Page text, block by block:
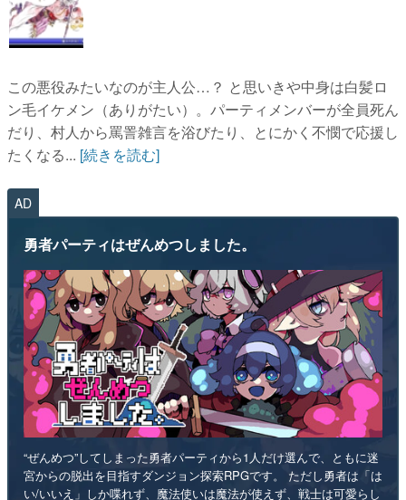
この悪役みたいなのが主人公…？ と思いきや中身は白髪ロ
ン毛イケメン（ありがたい）。パーティメンバーが全員死ん
だり、村人から罵詈雑言を浴びたり、とにかく不憫で応援し
たくなる... [続きを読む]
AD
勇者パーティはぜんめつしました。
“ぜんめつ”してしまった勇者パーティから1人だけ選んで、ともに迷
宮からの脱出を目指すダンジョン探索RPGです。 ただし勇者は「は
い/いいえ」しか喋れず、魔法使いは魔法が使えず、戦士は可愛らし